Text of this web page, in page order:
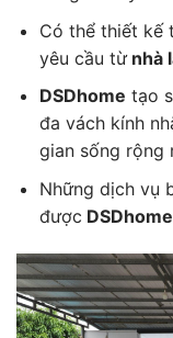
Có thể thiết kế
yêu cầu từnhà
DSDhome tạo
đa vách kính
gian sống rộng
Những dịch vụ
được DSDhome